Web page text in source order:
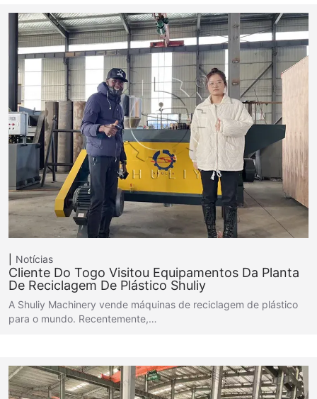
Notícias
Cliente Do Togo Visitou Equipamentos Da Planta
De Reciclagem De Plástico Shuliy
A Shuliy Machinery vende máquinas de reciclagem de plástico
para o mundo. Recentemente,…